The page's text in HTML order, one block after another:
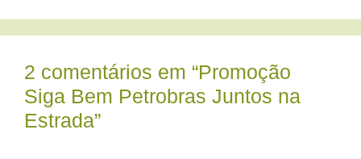
2 comentários em “Promoção
Siga Bem Petrobras Juntos na
Estrada”